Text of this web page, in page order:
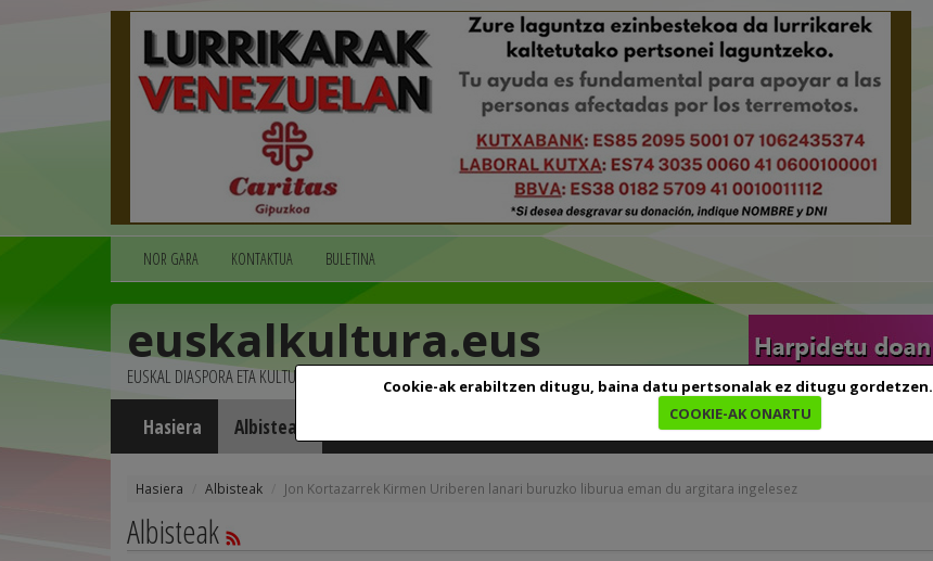
Cookie-ak erabiltzen ditugu, baina datu pertsonalak ez ditugu gordetzen.
COOKIE-AK ONARTU
NOR GARA KONTAKTUA BULETINA
euskalkultura.eus
EUSKAL DIASPORA ETA KULTURA
Hasiera Albisteak Euskara ikasten
Hasiera Albisteak Jon Kortazarrek Kirmen Uriberen lanari buruzko liburua eman du argitara ingelesez
Albisteak